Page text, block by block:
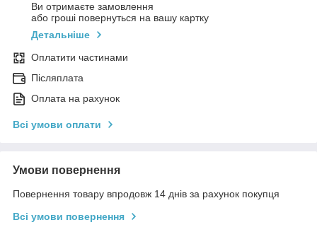
Ви отримаєте замовлення
або гроші повернуться на вашу картку
Детальніше
Оплатити частинами
Післяплата
Оплата на рахунок
Всі умови оплати
Умови повернення
Повернення товару впродовж 14 днів за рахунок покупця
Всі умови повернення